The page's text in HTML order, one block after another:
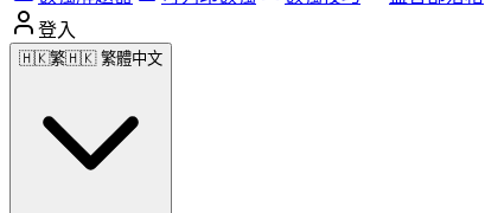
登入
🇭🇰繁🇭🇰 繁體中文